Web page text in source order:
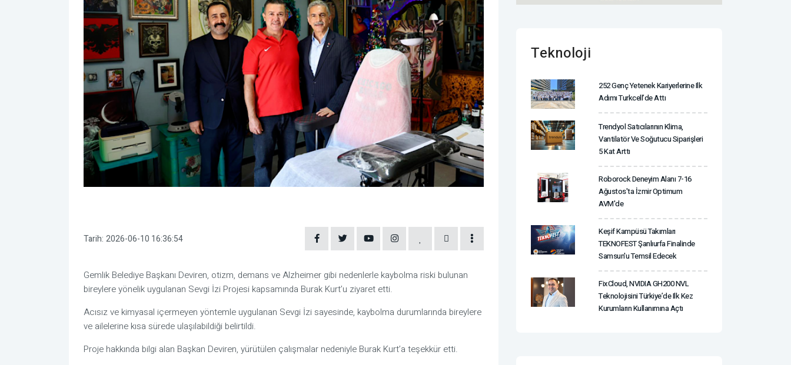
Tarih: 2026-06-10 16:36:54
Gemlik Belediye Başkanı Deviren, otizm, demans ve Alzheimer gibi nedenlerle kaybolma riski bulunan
bireylere yönelik uygulanan Sevgi İzi Projesi kapsamında Burak Kurt’u ziyaret etti.
Acısız ve kimyasal içermeyen yöntemle uygulanan Sevgi İzi sayesinde, kaybolma durumlarında bireylere
ve ailelerine kısa sürede ulaşılabildiği belirtildi.
Proje hakkında bilgi alan Başkan Deviren, yürütülen çalışmalar nedeniyle Burak Kurt’a teşekkür etti.
Teknoloji
252 Genç Yetenek Kariyerlerine Ilk
Adımı Turkcell’de Attı
Trendyol Satıcılarının Klima,
Vantilatör ‎ve Soğutucu Siparişleri
5 Kat Arttı
Roborock Deneyim Alanı 7-16
Ağustos'ta İzmir Optimum
AVM'de
Keşif Kampüsü Takımları
TEKNOFEST Şanlıurfa Finalinde
Samsun'u Temsil Edecek
FixCloud, NVIDIA GH200 NVL
Teknolojisini Türkiye’de Ilk Kez
Kurumların Kullanımına Açtı